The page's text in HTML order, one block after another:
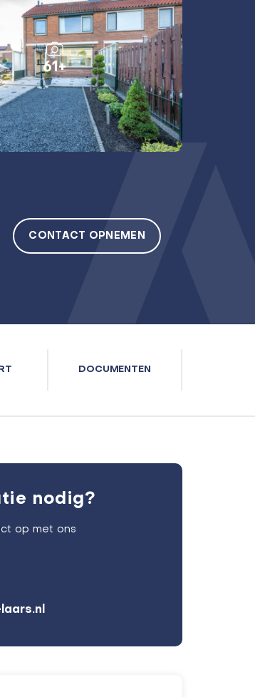
61+
CONTACT OPNEMEN
DOCUMENTEN
nodig?
op met ons